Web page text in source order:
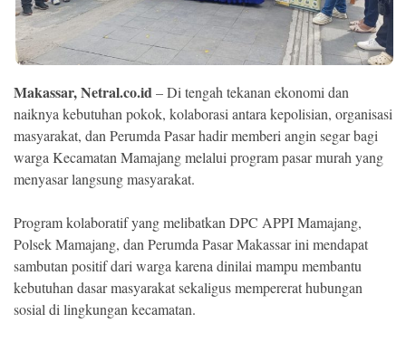
©
Copyright
2026
NETRAL
.
All
Reserved
Makassar, Netral.co.id– Di tengah tekanan ekonomi dan
naiknya kebutuhan pokok, kolaborasi antara kepolisian, organisasi
masyarakat, dan Perumda Pasar hadir memberi angin segar bagi
warga Kecamatan Mamajang melalui program pasar murah yang
menyasar langsung masyarakat.
Program kolaboratif yang melibatkan DPC APPI Mamajang,
Polsek Mamajang, dan Perumda Pasar Makassar ini mendapat
sambutan positif dari warga karena dinilai mampu membantu
kebutuhan dasar masyarakat sekaligus mempererat hubungan
sosial di lingkungan kecamatan.